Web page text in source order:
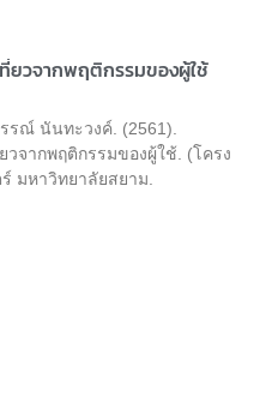
ยวจากพฤติกรรมของผู้ใช้
รณ์ นันทะวงค์. (2561).
จากพฤติกรรมของผู้ใช้. (โครง
มหาวิทยาลัยสยาม.